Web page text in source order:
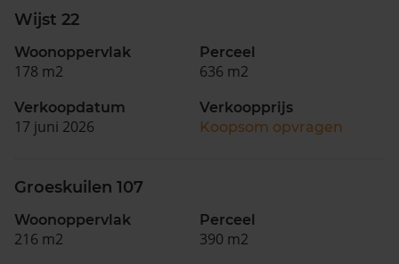
Wijst 22
Woonoppervlak
178 m2
Perceel
636 m2
Verkoopdatum
17 juni 2026
Verkoopprijs
Koopsom opvragen
Groeskuilen 107
Woonoppervlak
216 m2
Perceel
390 m2